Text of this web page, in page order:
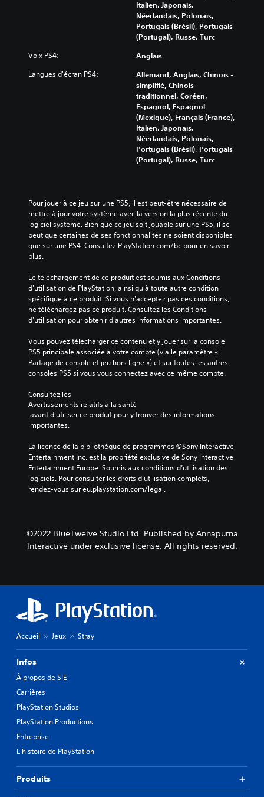
Italien, Japonais,
Néerlandais, Polonais,
Portugais (Brésil), Portugais
(Portugal), Russe, Turc
Voix PS4: Anglais
Langues d'écran PS4:
Allemand, Anglais, Chinois -
simplifié, Chinois -
traditionnel, Coréen,
Espagnol, Espagnol
(Mexique), Français (France),
Italien, Japonais,
Néerlandais, Polonais,
Portugais (Brésil), Portugais
(Portugal), Russe, Turc
Pour jouer à ce jeu sur une PS5, il est peut-être nécessaire de
mettre à jour votre système avec la version la plus récente du
logiciel système. Bien que ce jeu soit jouable sur une PS5, il se
peut que certaines de ses fonctionnalités ne soient disponibles
que sur une PS4. Consultez PlayStation.com/bc pour en savoir
plus.
Le téléchargement de ce produit est soumis aux Conditions
d'utilisation de PlayStation, ainsi qu'à toute autre condition
spécifique à ce produit. Si vous n'acceptez pas ces conditions,
ne téléchargez pas ce produit. Consultez les Conditions
d'utilisation pour obtenir d'autres informations importantes.
Vous pouvez télécharger ce contenu et y jouer sur la console
PS5 principale associée à votre compte (via le paramètre «
Partage de console et jeu hors ligne ») et sur toutes les autres
consoles PS5 si vous vous connectez avec ce même compte.
Consultez les
Avertissements relatifs à la santé
importantes.
La licence de la bibliothèque de programmes ©Sony Interactive
Entertainment Inc. est la propriété exclusive de Sony Interactive
Entertainment Europe. Soumis aux conditions d’utilisation des
logiciels. Pour consulter les droits d’utilisation complets,
rendez-vous sur eu.playstation.com/legal.
©2022 BlueTwelve Studio Ltd. Published by Annapurna
Interactive under exclusive license. All rights reserved.
Accueil Jeux Stray
Infos
À propos de SIE
Carrières
PlayStation Studios
PlayStation Productions
Entreprise
L'histoire de PlayStation
Produits